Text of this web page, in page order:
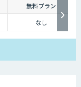
無料プラン
なし